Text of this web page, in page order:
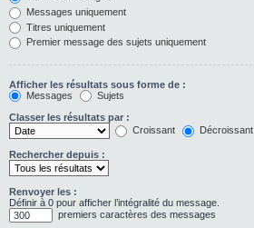
Messages uniquement
Titres uniquement
Premier message des sujets uniquement
Afficher les résultats sous forme de :
Messages
Sujets
Classer les résultats par :
Croissant
Décroissant
Rechercher depuis :
Renvoyer les :
Définir à 0 pour afficher l’intégralité du message.
premiers caractères des messages